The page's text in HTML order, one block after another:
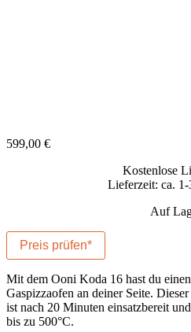
599,00 €
Kostenlose
Lieferzeit: ca. 1-
Auf
Preis prüfen*
Mit dem Ooni Koda 16 hast du
Gaspizzaofen an deiner Seite.
ist nach 20 Minuten einsatzbereit
bis zu 500°C.